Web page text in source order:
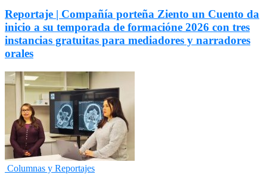
Reportaje | Compañía porteña Ziento un Cuento da
inicio a su temporada de formacióne 2026 con tres
instancias gratuitas para mediadores y narradores
orales
Columnas y Reportajes